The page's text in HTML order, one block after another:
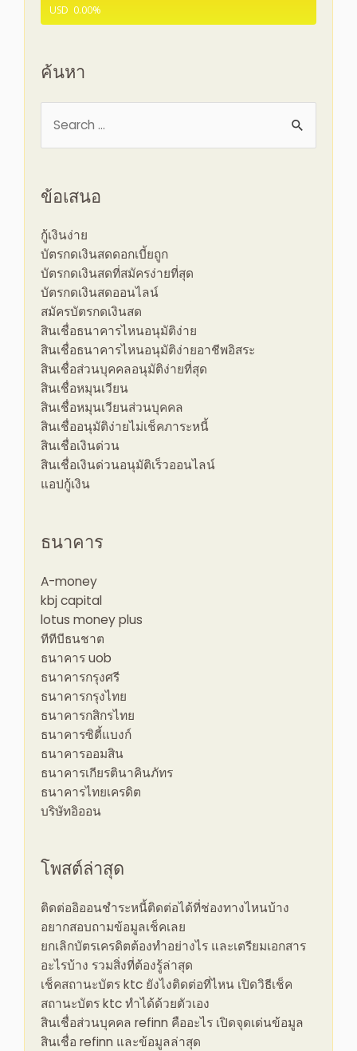
USD 0.00%
ค้นหา
ข้อเสนอ
กู้เงินง่าย
บัตรกดเงินสดดอกเบี้ยถูก
บัตรกดเงินสดที่สมัครง่ายที่สุด
บัตรกดเงินสดออนไลน์
สมัครบัตรกดเงินสด
สินเชื่อธนาคารไหนอนุมัติง่าย
สินเชื่อธนาคารไหนอนุมัติง่ายอาชีพอิสระ
สินเชื่อส่วนบุคคลอนุมัติง่ายที่สุด
สินเชื่อหมุนเวียน
สินเชื่อหมุนเวียนส่วนบุคคล
สินเชื่ออนุมัติง่ายไม่เช็คภาระหนี้
สินเชื่อเงินด่วน
สินเชื่อเงินด่วนอนุมัติเร็วออนไลน์
แอปกู้เงิน
ธนาคาร
A-money
kbj capital
lotus money plus
ทีทีบีธนชาต
ธนาคาร uob
ธนาคารกรุงศรี
ธนาคารกรุงไทย
ธนาคารกสิกรไทย
ธนาคารซิตี้แบงก์
ธนาคารออมสิน
ธนาคารเกียรตินาคินภัทร
ธนาคารไทยเครดิต
บริษัทอิออน
โพสต์ล่าสุด
ติดต่ออิออนชําระหนี้ติดต่อได้ที่ช่องทางไหนบ้าง
อยากสอบถามข้อมูลเช็คเลย
ยกเลิกบัตรเครดิตต้องทำอย่างไร และเตรียมเอกสาร
อะไรบ้าง รวมสิ่งที่ต้องรู้ล่าสุด
เช็คสถานะบัตร ktc ยังไงติดต่อที่ไหน เปิดวิธีเช็ค
สถานะบัตร ktc ทำได้ด้วยตัวเอง
สินเชื่อส่วนบุคคล refinn คืออะไร เปิดจุดเด่นข้อมูล
สินเชื่อ refinn และข้อมูลล่าสุด